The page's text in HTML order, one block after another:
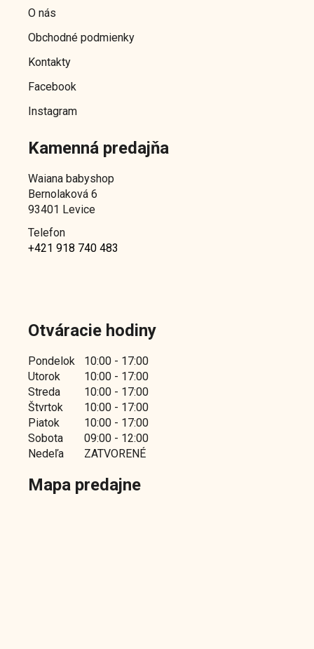
O nás
Obchodné podmienky
Kontakty
Facebook
Instagram
Kamenná predajňa
Waiana babyshop
Bernolaková 6
93401 Levice
Telefon
+421 918 740 483
Otváracie hodiny
Pondelok
10:00 - 17:00
Utorok
10:00 - 17:00
Streda
10:00 - 17:00
Štvrtok
10:00 - 17:00
Piatok
10:00 - 17:00
Sobota
09:00 - 12:00
Nedeľa
ZATVORENÉ
Mapa predajne